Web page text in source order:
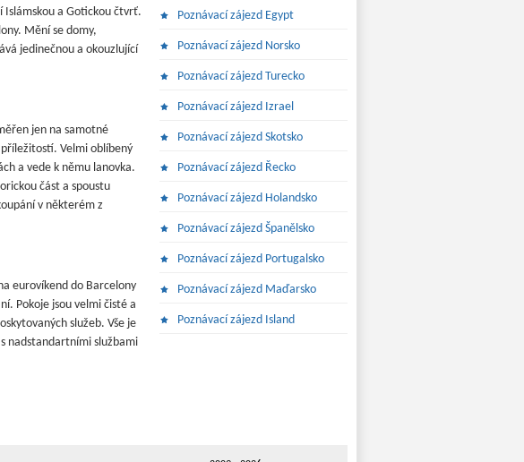
Islámskou a Gotickou čtvrť.
Mění se domy,
jedinečnou a okouzlující
jen na samotné
Velmi oblíbený
a vede k němu lanovka.
část a spoustu
v některém z
eurovíkend do Barcelony
Pokoje jsou velmi čisté a
služeb. Vše je
nadstandartními službami
Poznávací zájezd Egypt
Poznávací zájezd Norsko
Poznávací zájezd Turecko
Poznávací zájezd Izrael
Poznávací zájezd Skotsko
Poznávací zájezd Řecko
Poznávací zájezd Holandsko
Poznávací zájezd Španělsko
Poznávací zájezd Portugalsko
Poznávací zájezd Maďarsko
Poznávací zájezd Island